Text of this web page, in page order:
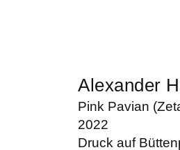
Alexander
Pink Pavian
2022
Druck auf